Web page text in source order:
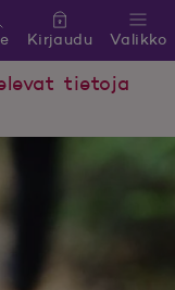
Valikko
Kirjaudu
tietoja